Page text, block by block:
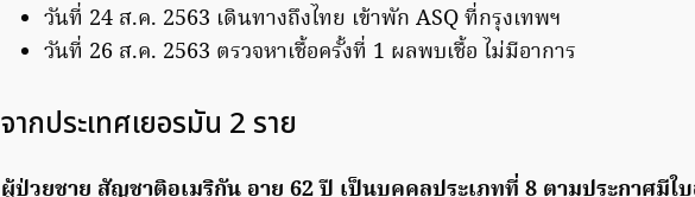
วันที่ 24 ส.ค. 2563 เดินทางถึงไทย เข้าพัก ASQ ที่กรุงเทพฯ
วันที่ 26 ส.ค. 2563 ตรวจหาเชื้อครั้งที่ 1 ผลพบเชื้อ ไม่มีอาการ
จากประเทศเยอรมัน 2 ราย